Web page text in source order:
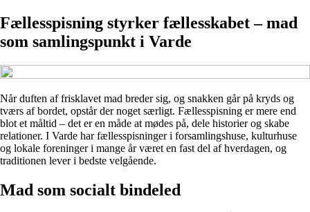
Fællesspisning styrker fællesskabet – mad
som samlingspunkt i Varde
Når duften af frisklavet mad breder sig, og snakken går på kryds og
tværs af bordet, opstår der noget særligt. Fællesspisning er mere end
blot et måltid – det er en måde at mødes på, dele historier og skabe
relationer. I Varde har fællesspisninger i forsamlingshuse, kulturhuse
og lokale foreninger i mange år været en fast del af hverdagen, og
traditionen lever i bedste velgående.
Mad som socialt bindeled